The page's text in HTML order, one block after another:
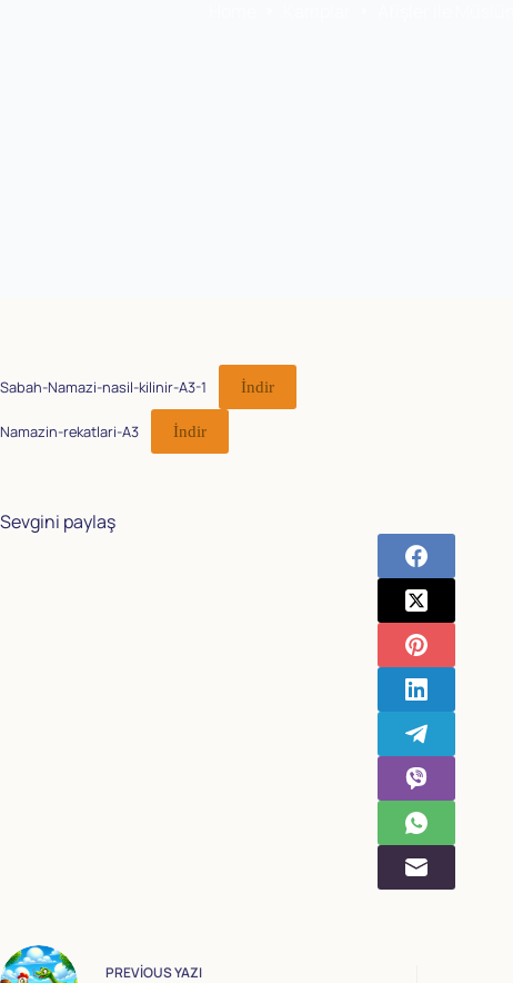
Sabah-Namazi-nasil-kilinir-A3-1 İndir
Namazin-rekatlari-A3 İndir
Sevgini paylaş
PREVIOUSYAZI